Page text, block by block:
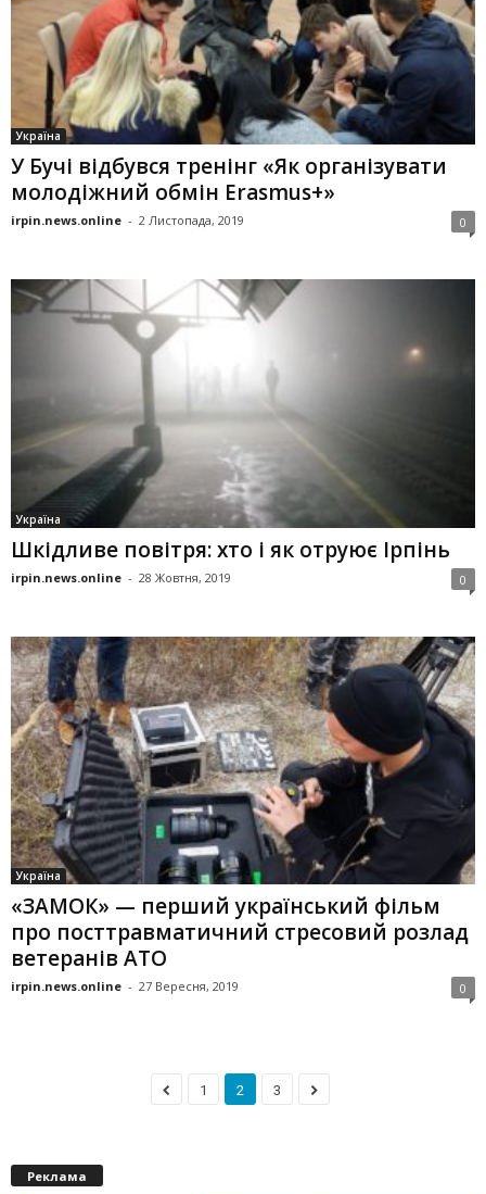
Україна
У Бучі відбувся тренінг «Як організувати
молодіжний обмін Erasmus+»
irpin.news.online - 2 Листопада, 2019 0
Україна
Шкідливе повітря: хто і як отруює Ірпінь
irpin.news.online - 28 Жовтня, 2019 0
Україна
«ЗАМОК» — перший український фільм
про посттравматичний стресовий розлад
ветеранів АТО
irpin.news.online - 27 Вересня, 2019 0
1 2 3
Реклама